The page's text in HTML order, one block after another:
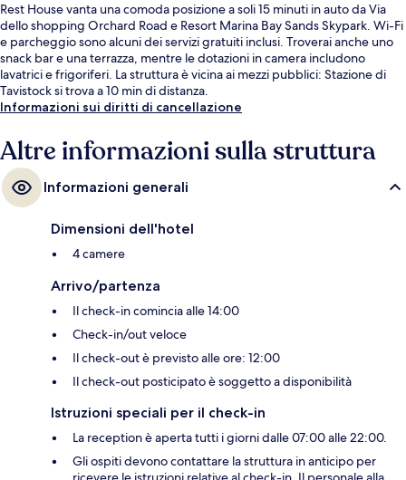
Rest House vanta una comoda posizione a soli 15 minuti in auto da Via
dello shopping Orchard Road e Resort Marina Bay Sands Skypark. Wi-Fi
e parcheggio sono alcuni dei servizi gratuiti inclusi. Troverai anche uno
snack bar e una terrazza, mentre le dotazioni in camera includono
lavatrici e frigoriferi. La struttura è vicina ai mezzi pubblici: Stazione di
Tavistock si trova a 10 min di distanza.
Informazioni sui diritti di cancellazione
Altre informazioni sulla struttura
Informazioni generali
Dimensioni dell'hotel
4 camere
Arrivo/partenza
Il check-in comincia alle 14:00
Check-in/out veloce
Il check-out è previsto alle ore: 12:00
Il check-out posticipato è soggetto a disponibilità
Istruzioni speciali per il check-in
La reception è aperta tutti i giorni dalle 07:00 alle 22:00.
Gli ospiti devono contattare la struttura in anticipo per